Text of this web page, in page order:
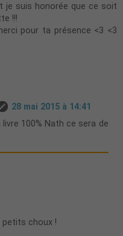
je suis honorée que ce soit
!!!
pour ta présence <3 <3
28 mai 2015 à 14:41
100% Nath ce sera de
choux !